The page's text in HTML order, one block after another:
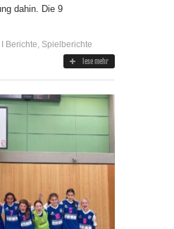
dahin. Die 9
Berichte, Spielberichte
lese mehr